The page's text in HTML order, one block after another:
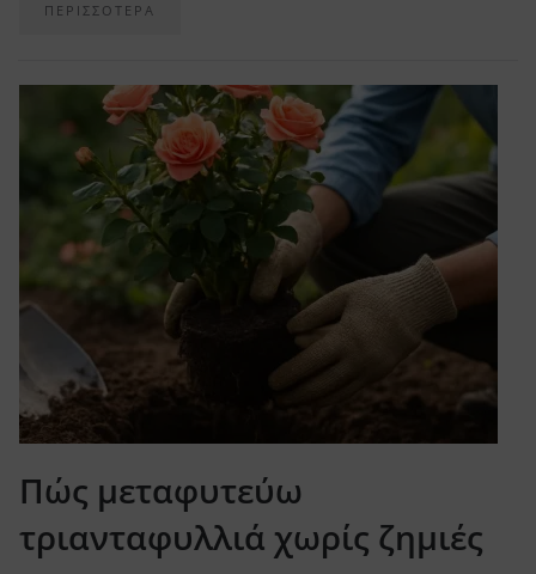
ΠΕΡΙΣΣΟΤΕΡΑ
Πώς μεταφυτεύω
τριανταφυλλιά χωρίς ζημιές